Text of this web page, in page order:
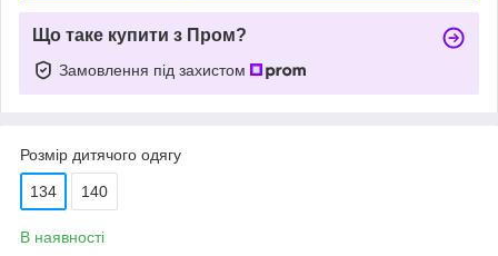
Що таке купити з Пром?
Замовлення під захистом
Розмір дитячого одягу
134 140
В наявності